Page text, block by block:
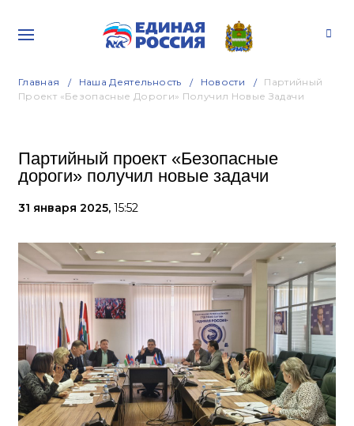
Главная Наша Деятельность Новости
Партийный
Проект «Безопасные Дороги» Получил Новые Задачи
Партийный проект «Безопасные
дороги» получил новые задачи
31 января 2025, 15:52